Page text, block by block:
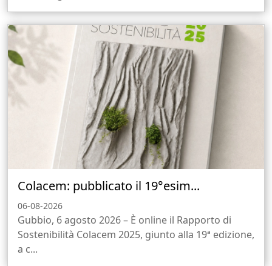
Colacem: pubblicato il 19°esim...
06-08-2026
Gubbio, 6 agosto 2026 – È online il Rapporto di
Sostenibilità Colacem 2025, giunto alla 19ª edizione,
a c...